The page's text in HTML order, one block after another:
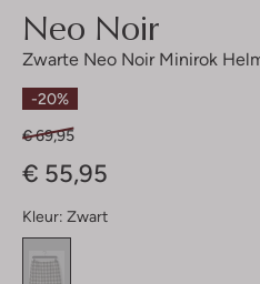
Neo Noir
Zwarte Neo Noir Minirok
-20%
€ 69,95
€ 55,95
Kleur: Zwart